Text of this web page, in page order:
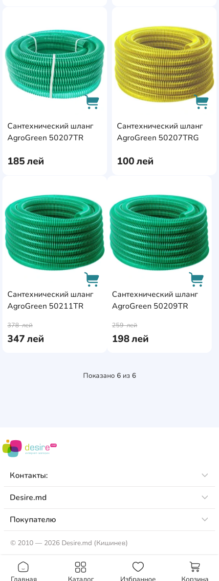
Сантехнический шланг
AgroGreen 50207TR
185лей
AddCardToFavourite
AddCardToCart
Сантехнический шланг
AgroGreen 50207TRG
100лей
Сантехнический шланг
AgroGreen 50211TR
347лей
378лей
AddCardToFavourite
AddCardToCart
Сантехнический шланг
AgroGreen 50209TR
198лей
259лей
Показано 6 из 6
Контакты:
Desire.md
Покупателю
© 2010 — 2026 Desire.md (Кишинев)